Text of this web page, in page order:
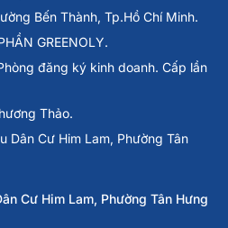
Bến Thành, Tp.Hồ Chí Minh.
GREENOLY.
đăng ký kinh doanh. Cấp lần
Thảo.
Dân Cư Him Lam, Phường Tân
Cư Him Lam, Phường Tân Hưng